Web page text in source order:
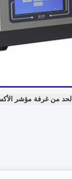
الحد من غرفة مؤشر